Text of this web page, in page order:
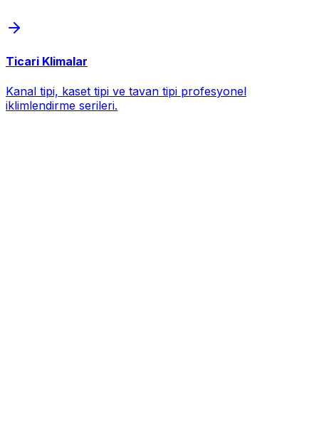
Ticari Klimalar
Kanal tipi, kaset tipi ve tavan tipi profesyonel
iklimlendirme serileri.